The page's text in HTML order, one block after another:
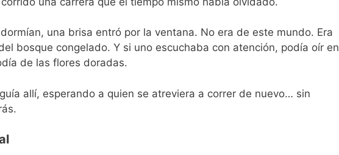
una brisa entró por la ventana. No era de este mundo. Era
bosque congelado. Y si uno escuchaba con atención, podía oír en
de las flores doradas.
allí, esperando a quien se atreviera a correr de nuevo… sin